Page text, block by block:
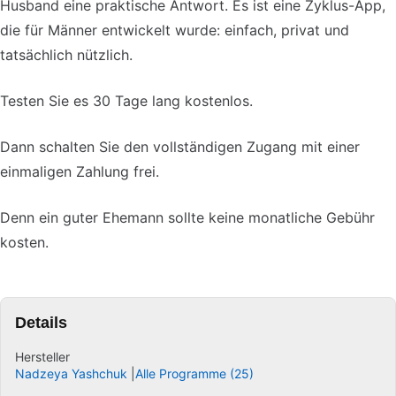
Husband eine praktische Antwort. Es ist eine Zyklus-App,
die für Männer entwickelt wurde: einfach, privat und
tatsächlich nützlich.
Testen Sie es 30 Tage lang kostenlos.
Dann schalten Sie den vollständigen Zugang mit einer
einmaligen Zahlung frei.
Denn ein guter Ehemann sollte keine monatliche Gebühr
kosten.
Details
Hersteller
Nadzeya Yashchuk Alle Programme (25)